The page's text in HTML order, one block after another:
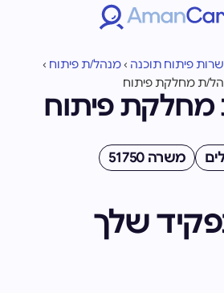
פיתוח תוכנה ›מנהל/ת פיתוח ›
ת מחלקת פיתוח
פיתוח
משרה 51750
שלך